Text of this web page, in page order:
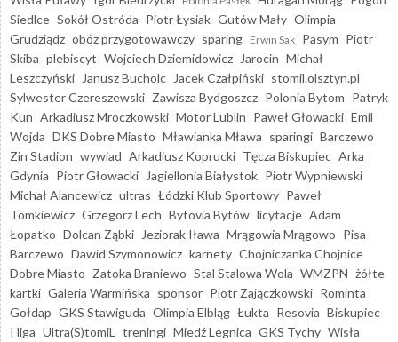
Siedlce Sokół Ostróda Piotr Łysiak Gutów Mały Olimpia
Grudziądz obóz przygotowawczy sparing Erwin Sak Pasym Piotr
Skiba plebiscyt Wojciech Dziemidowicz Jarocin Michał
Leszczyński
Janusz Bucholc Jacek Czałpiński stomil.olsztyn.pl
Sylwester Czereszewski Zawisza Bydgoszcz Polonia Bytom Patryk
Kun Arkadiusz Mroczkowski Motor Lublin Paweł Głowacki Emil
Wojda DKS Dobre Miasto Mławianka Mława sparingi Barczewo
Zin Stadion wywiad Arkadiusz Koprucki Tęcza Biskupiec Arka
Gdynia Piotr Głowacki Jagiellonia Białystok Piotr Wypniewski
Michał Alancewicz ultras Łódzki Klub Sportowy Paweł
Tomkiewicz Grzegorz Lech Bytovia Bytów licytacje Adam
Łopatko Dolcan Ząbki Jeziorak Iława Mrągowia Mrągowo Pisa
Barczewo Dawid Szymonowicz karnety Chojniczanka Chojnice
Dobre Miasto Zatoka Braniewo Stal Stalowa Wola WMZPN żółte
kartki Galeria Warmińska sponsor Piotr Zajączkowski Rominta
Gołdap GKS Stawiguda Olimpia Elbląg Łukta Resovia Biskupiec
I liga Ultra(S)tomiL treningi Miedź Legnica GKS Tychy Wisła